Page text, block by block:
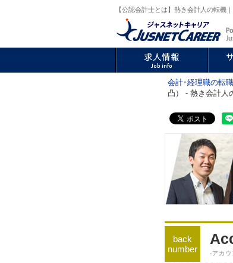
【公認会計士とは】熱き会計人の転機
会計･経理職の転
凸） - 熱き会計人
back
number
-アカウ